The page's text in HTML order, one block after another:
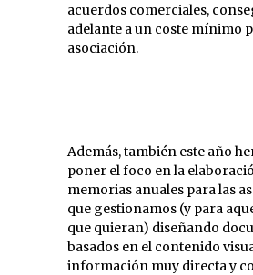
acuerdos comerciales,
adelante a un coste mínimo
asociación.
Además, también este año
poner el foco en la
memorias anuales para las
que gestionamos (y para
que quieran) diseñando
basados en el contenido
información muy directa y